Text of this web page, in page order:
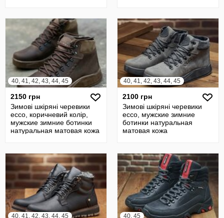
40, 41, 42, 43, 44, 45
2150 грн
Зимові шкіряні черевики
ecco, коричневий колір,
мужские зимние ботинки
натуральная матовая кожа
40, 41, 42, 43, 44, 45
2100 грн
Зимові шкіряні черевики
ecco, мужские зимние
ботинки натуральная
матовая кожа
40, 41, 42, 43, 44, 45 40, 45